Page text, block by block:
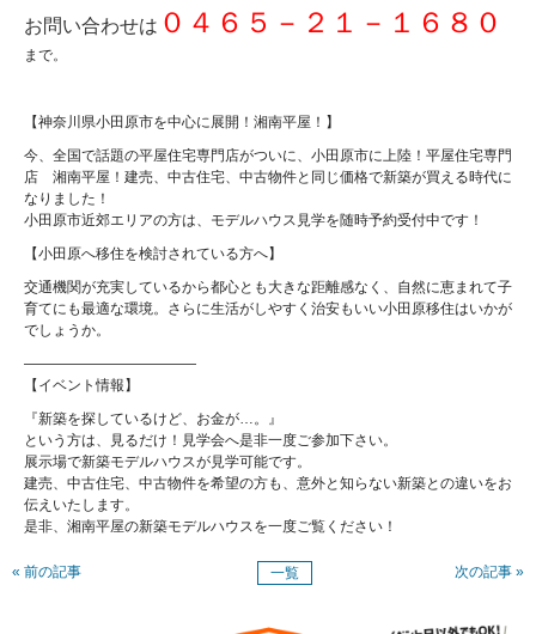
お問い合わせは ０４６５－２１－１６８０
まで。
【神奈川県小田原市を中心に展開！湘南平屋！】
今、全国で話題の平屋住宅専門店がついに、小田原市に上陸！平屋住宅専門
店 湘南平屋！建売、中古住宅、中古物件と同じ価格で新築が買える時代に
なりました！
小田原市近郊エリアの方は、モデルハウス見学を随時予約受付中です！
【小田原へ移住を検討されている方へ】
交通機関が充実しているから都心とも大きな距離感なく、自然に恵まれて子
育てにも最適な環境。さらに生活がしやすく治安もいい小田原移住はいかが
でしょうか。
————————————
【イベント情報】
『新築を探しているけど、お金が…。』
という方は、見るだけ！見学会へ是非一度ご参加下さい。
展示場で新築モデルハウスが見学可能です。
建売、中古住宅、中古物件を希望の方も、意外と知らない新築との違いをお
伝えいたします。
是非、湘南平屋の新築モデルハウスを一度ご覧ください！
« 前の記事 一覧 次の記事 »